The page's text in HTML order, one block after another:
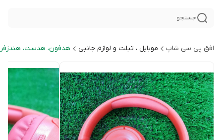
جستجو
افق پی سی شاپ موبایل ، تبلت و لوازم جانبی هدفون، هدست،